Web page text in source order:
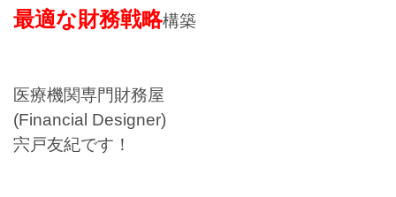
最適な財務戦略構築
医療機関専門財務屋
(Financial Designer)
宍戸友紀です！